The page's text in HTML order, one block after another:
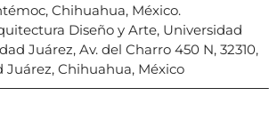
Chihuahua, México.
Diseño y Arte, Universidad
Juárez, Av. del Charro 450 N, 32310,
Juárez, Chihuahua, México